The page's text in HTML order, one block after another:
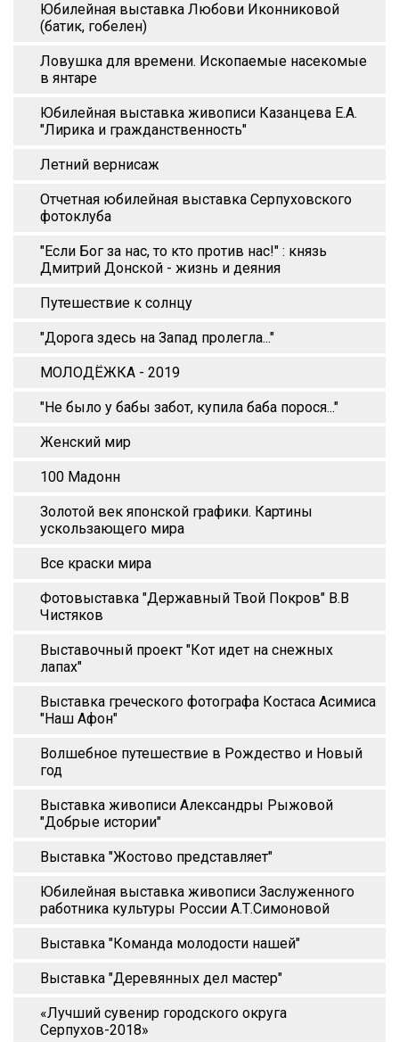
Юбилейная выставка Любови Иконниковой
(батик, гобелен)
Ловушка для времени. Ископаемые насекомые
в янтаре
Юбилейная выставка живописи Казанцева Е.А.
"Лирика и гражданственность"
Летний вернисаж
Отчетная юбилейная выставка Серпуховского
фотоклуба
"Если Бог за нас, то кто против нас!" : князь
Дмитрий Донской - жизнь и деяния
Путешествие к солнцу
"Дорога здесь на Запад пролегла..."
МОЛОДЁЖКА - 2019
"Не было у бабы забот, купила баба порося..."
Женский мир
100 Мадонн
Золотой век японской графики. Картины
ускользающего мира
Все краски мира
Фотовыставка "Державный Твой Покров" В.В
Чистяков
Выставочный проект "Кот идет на снежных
лапах"
Выставка греческого фотографа Костаса Асимиса
"Наш Афон"
Волшебное путешествие в Рождество и Новый
год
Выставка живописи Александры Рыжовой
"Добрые истории"
Выставка "Жостово представляет"
Юбилейная выставка живописи Заслуженного
работника культуры России А.Т.Симоновой
Выставка "Команда молодости нашей"
Выставка "Деревянных дел мастер"
«Лучший сувенир городского округа
Серпухов-2018»